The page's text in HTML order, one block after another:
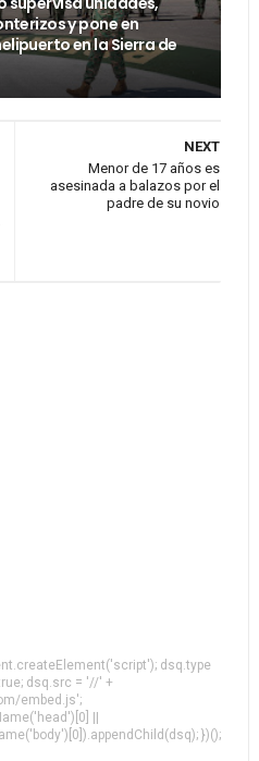
y pone en
en la Sierra de
NEXT
Menor de 17 años es
asesinada a balazos por el
padre de su novio
dsq.type
dsq.src = '//' +
embed.js';
||
})();